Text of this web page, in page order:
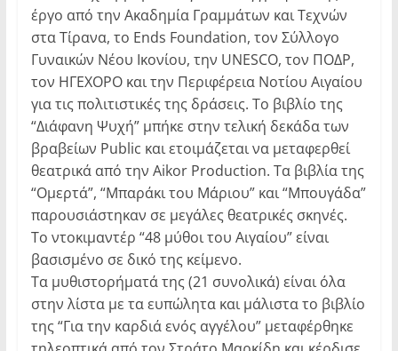
έργο από την Ακαδημία Γραμμάτων και Τεχνών
στα Τίρανα, το Ends Foundation, τον Σύλλογο
Γυναικών Νέου Ικονίου, την UNESCO, τον ΠΟΔΡ,
τον ΗΓΕΧΟΡΟ και την Περιφέρεια Νοτίου Αιγαίου
για τις πολιτιστικές της δράσεις. Το βιβλίο της
“Διάφανη Ψυχή” μπήκε στην τελική δεκάδα των
βραβείων Public και ετοιμάζεται να μεταφερθεί
θεατρικά από την Aikor Production. Τα βιβλία της
“Ομερτά”, “Μπαράκι του Μάριου” και “Μπουγάδα”
παρουσιάστηκαν σε μεγάλες θεατρικές σκηνές.
Tο ντοκιμαντέρ “48 μύθοι του Αιγαίου” είναι
βασισμένο σε δικό της κείμενο.
Tα μυθιστορήματά της (21 συνολικά) είναι όλα
στην λίστα με τα ευπώλητα και μάλιστα το βιβλίο
της “Για την καρδιά ενός αγγέλου” μεταφέρθηκε